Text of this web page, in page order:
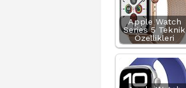
Apple Watch
Series 5 Teknik
Özellikleri